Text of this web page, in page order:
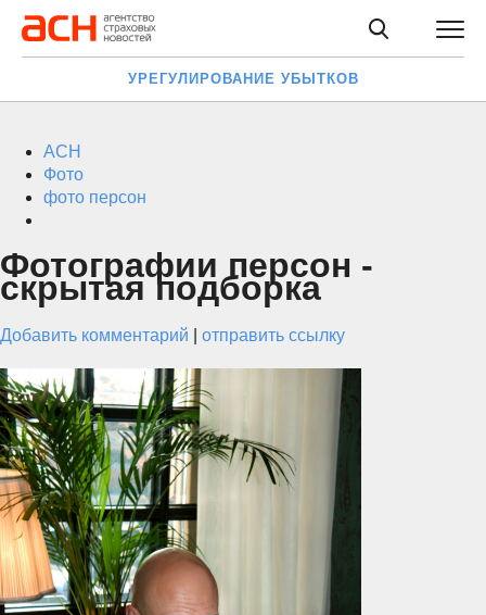
УРЕГУЛИРОВАНИЕ УБЫТКОВ
АСН
Фото
фото персон
Фотографии персон -
скрытая подборка
Добавить комментарий отправить ссылку